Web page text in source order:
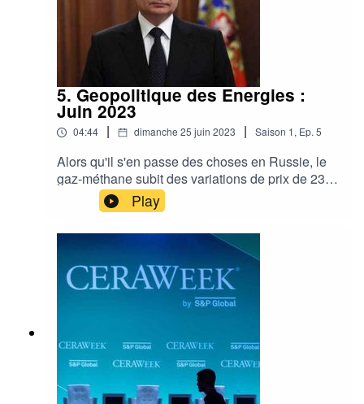
5. Geopolitique des Energies :
Juin 2023
04:44 | dimanche 25 juin 2023 | Saison 1, Ep. 5
Alors qu'il s'en passe des choses en Russie, le
gaz-méthane subit des variations de prix de 23 à
49€ durant le mois de juin, le diesel qui arrive en
Europe transite par la Chine, l'Inde et l'Arabie
Saoudite qui devient le no2. Siemens Gamesa
subit pour €1 milliard de réparation à réaliser sur
ses éoliennes. La catastrophe. Un point de
situation avec RenewGy.Eu et Laurent Horvath,
Play